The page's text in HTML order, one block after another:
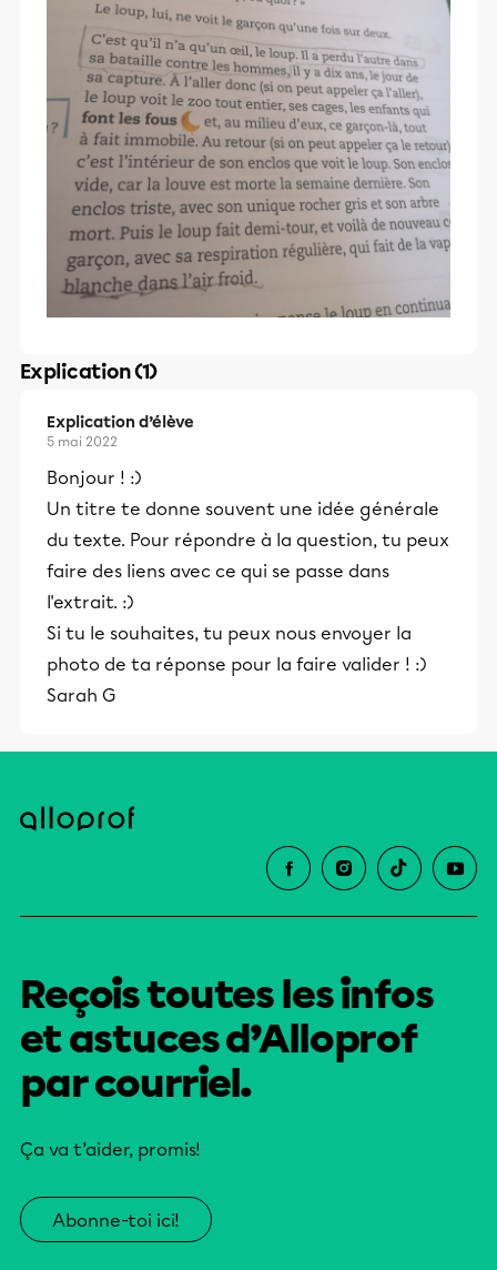
Explication (1)
Explication d’élève
5 mai 2022
Bonjour ! :)
Un titre te donne souvent une idée générale
du texte. Pour répondre à la question, tu peux
faire des liens avec ce qui se passe dans
l'extrait. :)
Si tu le souhaites, tu peux nous envoyer la
photo de ta réponse pour la faire valider ! :)
Sarah G
Reçois toutes les infos
et astuces d’Alloprof
par courriel.
Ça va t’aider, promis!
Abonne-toi ici!